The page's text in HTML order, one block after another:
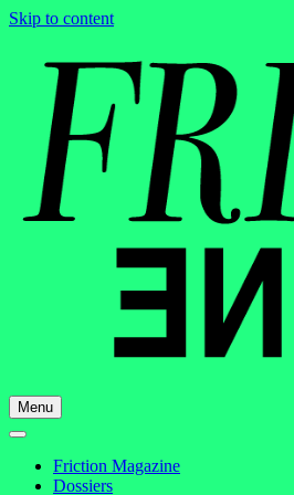
Skip to content
Menu
Friction Magazine
Dossiers